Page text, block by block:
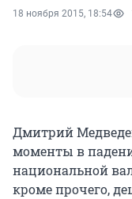
18 ноября 2015, 18:54
Дмитрий
моменты в
национальной
кроме прочего,